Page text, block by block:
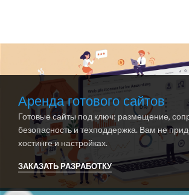
Аренда готового сайтов
Готовые сайты под ключ: размещение,
безопасность и техподдержка. Вам не
хостинге и настройках.
ЗАКАЗАТЬ РАЗРАБОТКУ